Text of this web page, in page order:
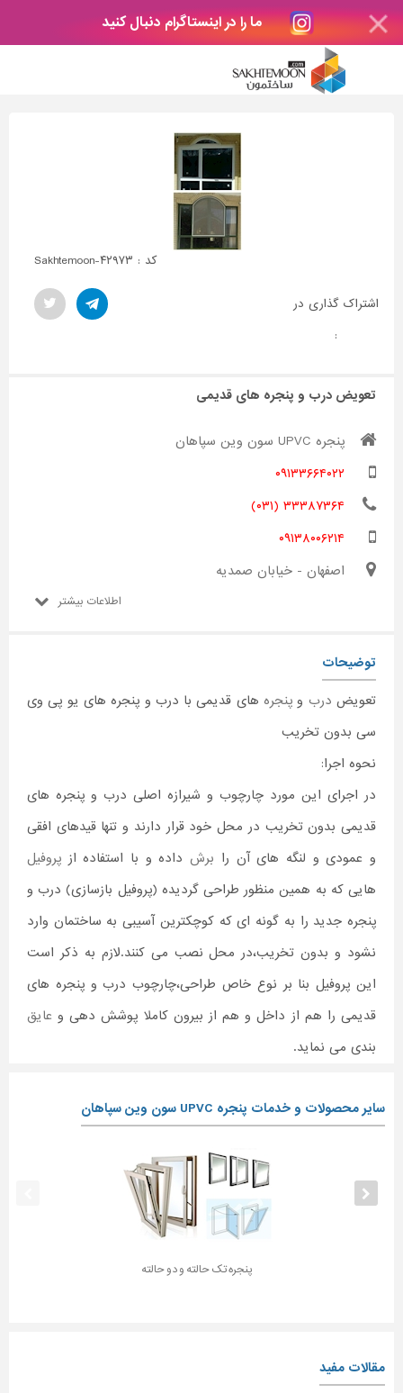
ما را در اینستاگرام دنبال کنید
کد : Sakhtemoon-۴۲۹۷۳
اشتراک گذاری در
:
تعویض درب و پنجره های قدیمی
پنجره UPVC سون وین سپاهان
۰۹۱۳۳۶۶۴۰۲۲
۳۳۳۸۷۳۶۴ (۰۳۱)
۰۹۱۳۸۰۰۶۲۱۴
اصفهان - خیابان صمدیه
اطلاعات بیشتر
توضیحات
تعویض درب و پنجرههای قدیمی با درب و پنجره های یو پی وی
سی بدون تخریب
نحوه اجرا:
در اجرای این مورد چارچوب و شیرازه اصلی درب و پنجره های
قدیمی بدون تخریب در محل خود قرار دارند و تنها قیدهای افقی
و عمودی و لنگه های آن را برشداده و با استفاده از پروفیل
هایی که به همین منظور طراحی گردیده (پروفیل بازسازی) درب و
پنجره جدید را به گونه ای که کوچکترین آسیبی به ساختمان وارد
نشود و بدون تخریب،در محل نصب می کنند.لازم به ذکر است
این پروفیل بنا بر نوع خاص طراحی،چارچوب درب و پنجره های
قدیمی را هم از داخل و هم از بیرون کاملا پوشش دهی و عایق
بندی می نماید.
سایر محصولات و خدمات پنجره UPVC سون وین سپاهان
پنجره تک حالته و دو حالته
مقالات مفید